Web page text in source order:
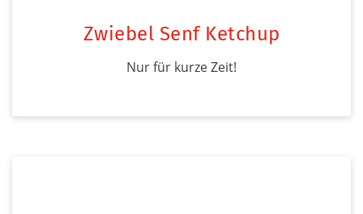
Zwiebel Senf Ketchup
Nur für kurze Zeit!